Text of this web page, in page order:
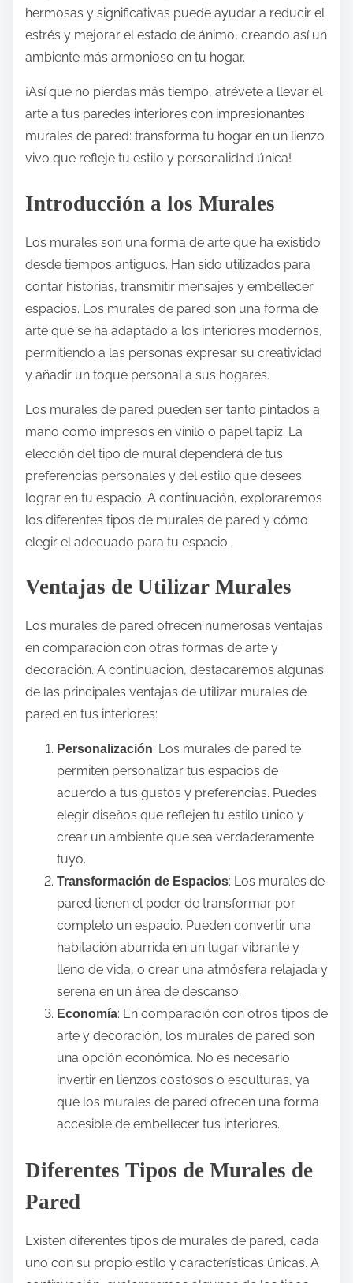
hermosas y significativas puede ayudar a reducir el
estrés y mejorar el estado de ánimo, creando así un
ambiente más armonioso en tu hogar.
¡Así que no pierdas más tiempo, atrévete a llevar el
arte a tus paredes interiores con impresionantes
murales de pared: transforma tu hogar en un lienzo
vivo que refleje tu estilo y personalidad única!
Introducción a los Murales
Los murales son una forma de arte que ha existido
desde tiempos antiguos. Han sido utilizados para
contar historias, transmitir mensajes y embellecer
espacios. Los murales de pared son una forma de
arte que se ha adaptado a los interiores modernos,
permitiendo a las personas expresar su creatividad
y añadir un toque personal a sus hogares.
Los murales de pared pueden ser tanto pintados a
mano como impresos en vinilo o papel tapiz. La
elección del tipo de mural dependerá de tus
preferencias personales y del estilo que desees
lograr en tu espacio. A continuación, exploraremos
los diferentes tipos de murales de pared y cómo
elegir el adecuado para tu espacio.
Ventajas de Utilizar Murales
Los murales de pared ofrecen numerosas ventajas
en comparación con otras formas de arte y
decoración. A continuación, destacaremos algunas
de las principales ventajas de utilizar murales de
pared en tus interiores:
Personalización: Los murales de pared te
permiten personalizar tus espacios de
acuerdo a tus gustos y preferencias. Puedes
elegir diseños que reflejen tu estilo único y
crear un ambiente que sea verdaderamente
tuyo.
Transformación de Espacios: Los murales de
pared tienen el poder de transformar por
completo un espacio. Pueden convertir una
habitación aburrida en un lugar vibrante y
lleno de vida, o crear una atmósfera relajada y
serena en un área de descanso.
Economía: En comparación con otros tipos de
arte y decoración, los murales de pared son
una opción económica. No es necesario
invertir en lienzos costosos o esculturas, ya
que los murales de pared ofrecen una forma
accesible de embellecer tus interiores.
Diferentes Tipos de Murales de
Pared
Existen diferentes tipos de murales de pared, cada
uno con su propio estilo y características únicas. A